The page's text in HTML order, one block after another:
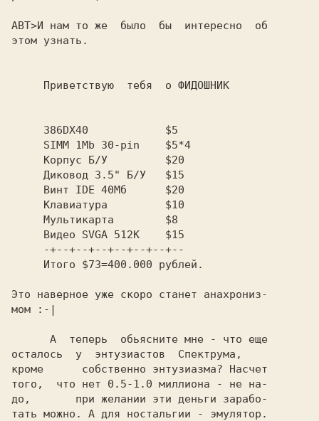
АВТ>И нам то же  было  бы  интересно  об
Это навеpное уже скоpо станет анахpониз-
мом :-|
осталось  у  энтузиастов  Спектрума,
кроме      собственно энтузиазма? Hасчет
того,  что нет 0.5-1.0 миллиона - не на-
до,       при желании эти деньги зарабо-
тать можно. А для ностальгии - эмулятор.